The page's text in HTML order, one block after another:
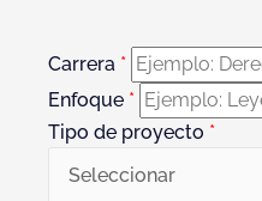
Carrera *
Enfoque *
Tipo de proyecto *